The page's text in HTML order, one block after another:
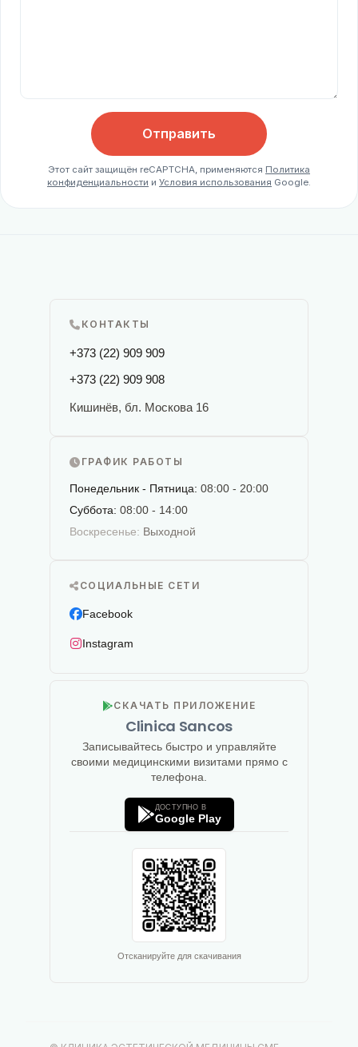
Отправить
Этот сайт защищён reCAPTCHA, применяются Политика
конфиденциальности и Условия использования Google.
КОНТАКТЫ
+373 (22) 909 909
+373 (22) 909 908
Кишинёв, бл. Москова 16
ГРАФИК РАБОТЫ
Понедельник - Пятница: 08:00 - 20:00
Суббота: 08:00 - 14:00
Воскресенье: Выходной
СОЦИАЛЬНЫЕ СЕТИ
Facebook
Instagram
СКАЧАТЬ ПРИЛОЖЕНИЕ
Clinica Sancos
Записывайтесь быстро и управляйте
своими медицинскими визитами прямо с
телефона.
ДОСТУПНО В
Google Play
Отсканируйте для скачивания